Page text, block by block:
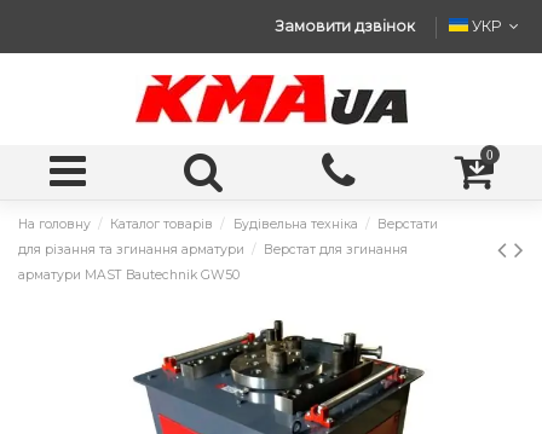
Замовити дзвінок УКР
0
На головну Каталог товарів Будівельна техніка
Верстати
для різання та згинання арматури
Верстат для згинання
арматури MAST Bautechnik GW50